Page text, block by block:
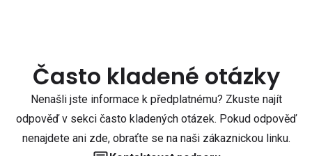
Často kladené otázky
Nenašli jste informace k předplatnému? Zkuste najít
odpověď v sekci často kladených otázek. Pokud odpověď
nenajdete ani zde, obraťte se na naši zákaznickou linku.